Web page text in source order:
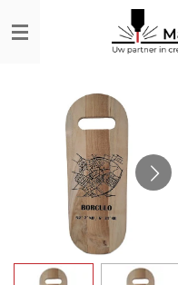
direct
hoofdinhoud